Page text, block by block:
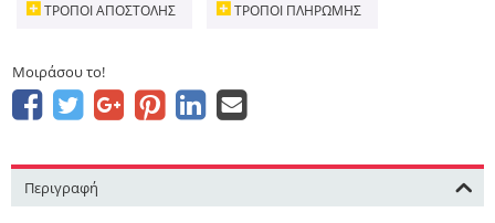
ΤΡΌΠΟΙ ΑΠΟΣΤΟΛΉΣ ΤΡΌΠΟΙ ΠΛΗΡΩΜΉΣ
Μοιράσου το!
Περιγραφή